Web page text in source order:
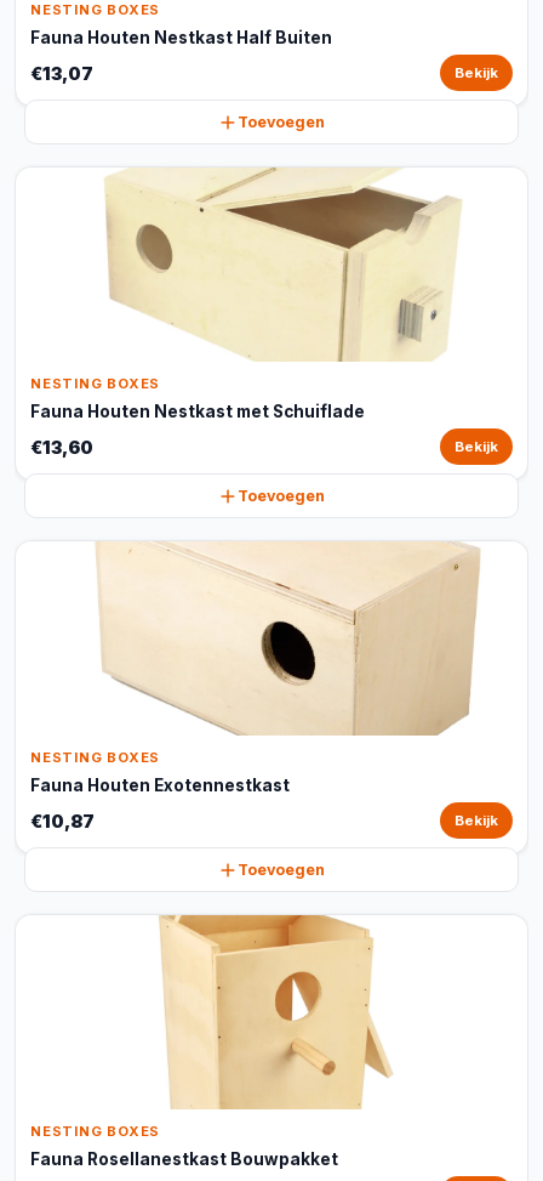
NESTING BOXES
Fauna Houten Nestkast Half Buiten
€13,07 Bekijk
Toevoegen
NESTING BOXES
Fauna Houten Nestkast met Schuiflade
€13,60 Bekijk
Toevoegen
NESTING BOXES
Fauna Houten Exotennestkast
€10,87 Bekijk
Toevoegen
NESTING BOXES
Fauna Rosellanestkast Bouwpakket